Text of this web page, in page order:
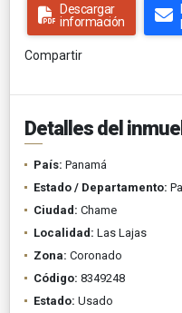
Descargar
información
Compartir
Detalles del
País: Panamá
Estado / Departamento:
Ciudad: Chame
Localidad: Las Lajas
Zona: Coronado
Código: 8349248
Estado: Usado